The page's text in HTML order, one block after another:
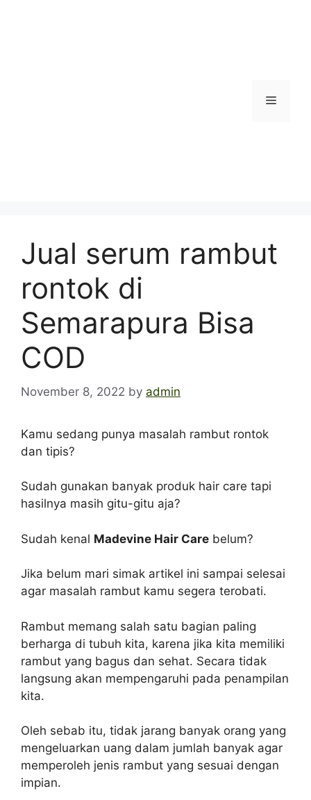
Menu
Jual serum rambut
rontok di
Semarapura Bisa
COD
November 8, 2022 by admin
Kamu sedang punya masalah rambut rontok
dan tipis?
Sudah gunakan banyak produk hair care tapi
hasilnya masih gitu-gitu aja?
Sudah kenal Madevine Hair Care belum?
Jika belum mari simak artikel ini sampai selesai
agar masalah rambut kamu segera terobati.
Rambut memang salah satu bagian paling
berharga di tubuh kita, karena jika kita memiliki
rambut yang bagus dan sehat. Secara tidak
langsung akan mempengaruhi pada penampilan
kita.
Oleh sebab itu, tidak jarang banyak orang yang
mengeluarkan uang dalam jumlah banyak agar
memperoleh jenis rambut yang sesuai dengan
impian.